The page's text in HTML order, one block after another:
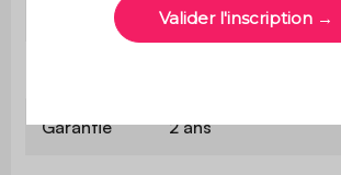
Utilisation Intérieur
Garantie 2 ans